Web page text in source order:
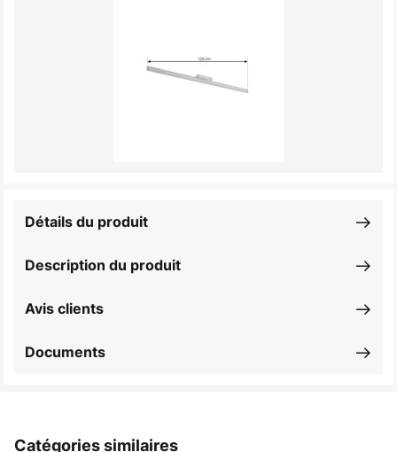
Description du produit
Détails du produit
Avis clients
Documents
Catégories similaires